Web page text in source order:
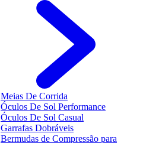
Meias De Corrida
Óculos De Sol Performance
Óculos De Sol Casual
Garrafas Dobráveis
Bermudas de Compressão para